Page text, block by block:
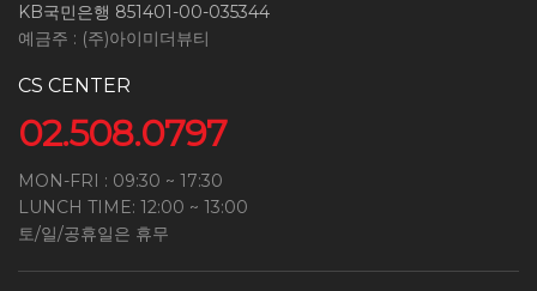
KB국민은행 851401-00-035344
예금주 : (주)아이미더뷰티
CS CENTER
02.508.0797
MON-FRI : 09:30 ~ 17:30
LUNCH TIME: 12:00 ~ 13:00
토/일/공휴일은 휴무